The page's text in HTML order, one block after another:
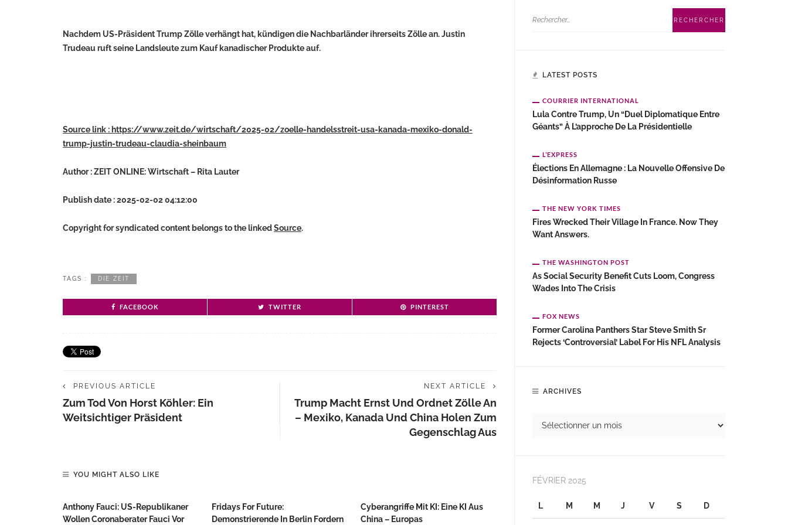
Nachdem US-Präsident Trump Zölle verhängt hat, kündigen die Nachbarländer ihrerseits Zölle an. Justin
Trudeau ruft seine Landsleute zum Kauf kanadischer Produkte auf.
Source link : https://www.zeit.de/wirtschaft/2025-02/zoelle-handelsstreit-usa-kanada-mexiko-donald-
trump-justin-trudeau-claudia-sheinbaum
Author : ZEIT ONLINE: Wirtschaft – Rita Lauter
Publish date : 2025-02-02 04:12:00
Copyright for syndicated content belongs to the linkedSource.
TAGS : DIE ZEIT
FACEBOOK TWITTER PINTEREST
PREVIOUS ARTICLE
Zum Tod Von Horst Köhler: Ein
Weitsichtiger Präsident
NEXT ARTICLE
Trump Macht Ernst Und Ordnet Zölle An
– Mexiko, Kanada Und China Holen Zum
Gegenschlag Aus
YOU MIGHT ALSO LIKE
Anthony Fauci: US-Republikaner
Wollen Coronaberater Fauci Vor
Fridays For Future:
Demonstrierende In Berlin Fordern
Cyberangriffe Mit KI: Eine KI Aus
China – Europas
LATEST POSTS
COURRIER INTERNATIONAL
Lula Contre Trump, Un “duel Diplomatique Entre
Géants” À L’approche De La Présidentielle
L’EXPRESS
Élections En Allemagne : La Nouvelle Offensive De
Désinformation Russe
THE NEW YORK TIMES
Fires Wrecked Their Village In France. Now They
Want Answers.
THE WASHINGTON POST
As Social Security Benefit Cuts Loom, Congress
Wades Into The Crisis
FOX NEWS
Former Carolina Panthers Star Steve Smith Sr
Rejects ‘controversial’ Label For His NFL Analysis
ARCHIVES
FÉVRIER 2025
L M M J V S D